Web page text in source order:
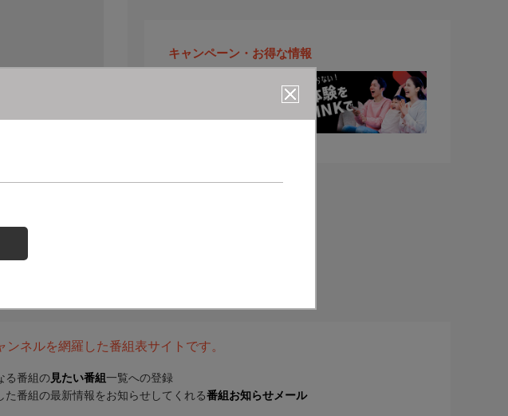
キャンペーン・お得な情報
ネルを網羅した番組表サイトです。
る番組の 見たい番組 一覧への登録
た番組の最新情報をお知らせしてくれる番組お知らせメール